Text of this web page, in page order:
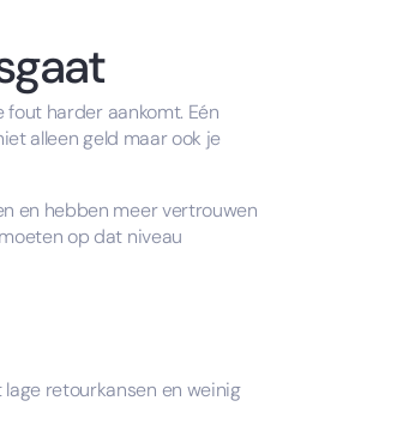
harder aankomt. Eén
alleen geld maar ook je
en hebben meer vertrouwen
op dat niveau
retourkansen en weinig